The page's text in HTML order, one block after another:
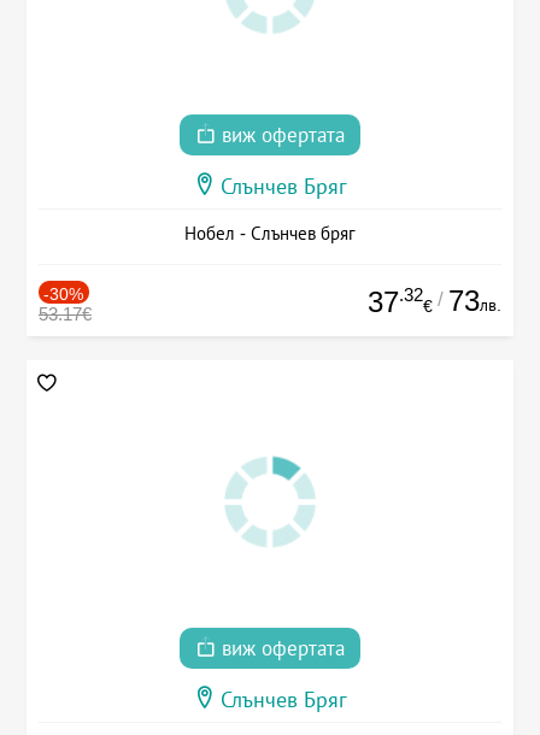
виж офертата
Слънчев Бряг
Нобел - Слънчев бряг
-30%
53.17€ 37.32
€ / 73лв.
виж офертата
Слънчев Бряг